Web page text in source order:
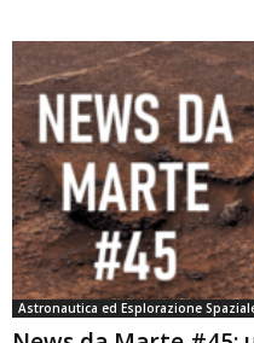
Astronautica ed Esplorazione